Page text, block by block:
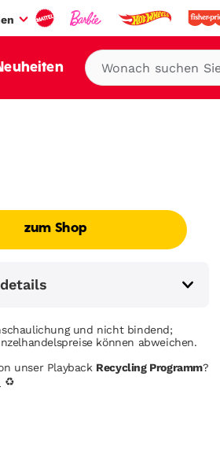
zum Shop
und nicht bindend;
können abweichen.
unser Playback Recycling Programm?
♻